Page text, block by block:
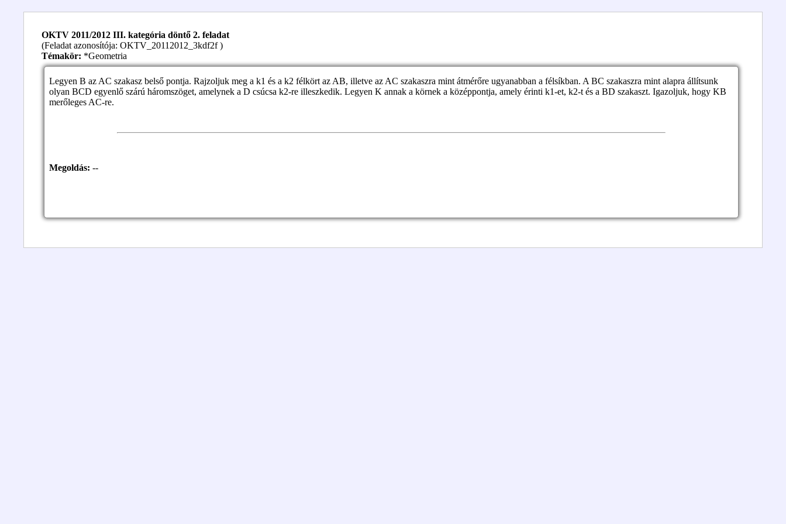
OKTV 2011/2012 III. kategória döntő 2. feladat
(Feladat azonosítója: OKTV_20112012_3kdf2f )
Témakör: *Geometria
Legyen B az AC szakasz belső pontja. Rajzoljuk meg a k1 és a k2 félkört az AB, illetve az AC szakaszra mint átmérőre ugyanabban a félsíkban. A BC szakaszra mint alapra állítsunk
olyan BCD egyenlő szárú háromszöget, amelynek a D csúcsa k2-re illeszkedik. Legyen K annak a körnek a középpontja, amely érinti k1-et, k2-t és a BD szakaszt. Igazoljuk, hogy KB
merőleges AC-re.
Megoldás: --